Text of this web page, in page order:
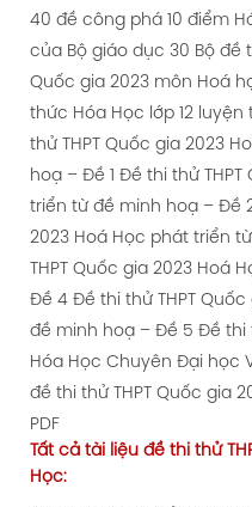
40 đề công phá 10 điểm
của Bộ giáo dục 30 Bộ đề
Quốc gia 2023 môn Hoá
thức Hóa Học lớp 12 luyện
thử THPT Quốc gia 2023
hoạ – Đề 1 Đề thi thử
triển từ đề minh hoạ – Đề
2023 Hoá Học phát triển
THPT Quốc gia 2023 Hoá
Đề 4 Đề thi thử THPT
đề minh hoạ – Đề 5 Đề thi
Hóa Học Chuyên Đại học
đề thi thử THPT Quốc gia
PDF
Tất cả tài liệu đề thi thử
Học: